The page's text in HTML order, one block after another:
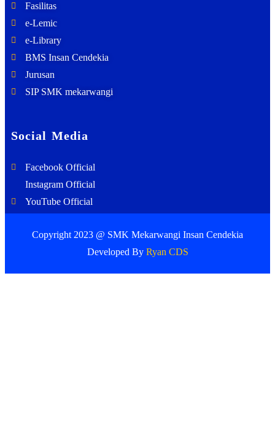
Fasilitas
e-Lemic
e-Library
BMS Insan Cendekia
Jurusan
SIP SMK mekarwangi
Social Media
Facebook Official
Instagram Official
YouTube Official
Copyright 2023 @ SMK Mekarwangi Insan Cendekia
Developed By Ryan CDS